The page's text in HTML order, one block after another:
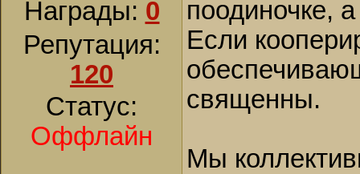
Награды: 0
Репутация:
120
Статус:
Оффлайн
поодиночке,
Если
священны.
Мы